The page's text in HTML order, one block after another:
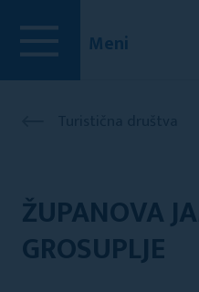
Meni
ŽUPANOVA
GROSUPLJE